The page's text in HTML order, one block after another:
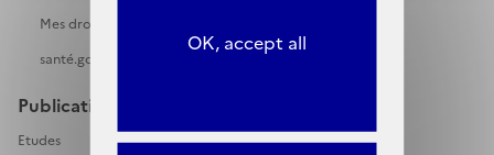
OK, accept all
Mes droits sociaux
santé.gouv.fr
Publications
Etudes